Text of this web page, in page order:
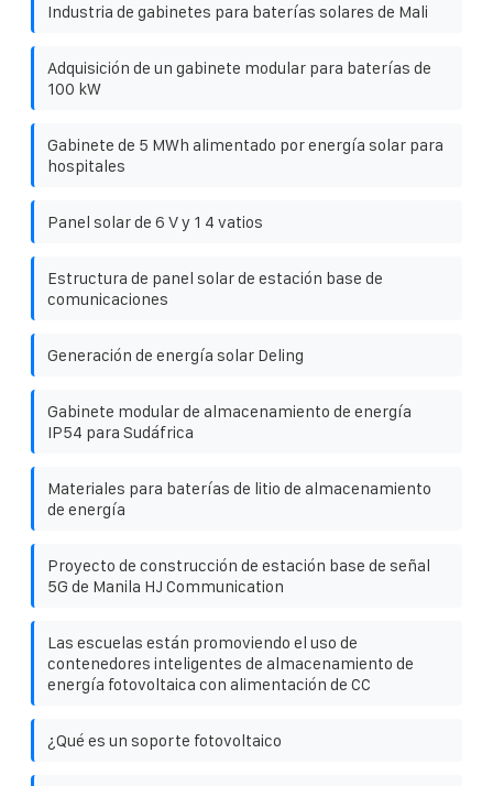
Industria de gabinetes para baterías solares de Mali
Adquisición de un gabinete modular para baterías de
100 kW
Gabinete de 5 MWh alimentado por energía solar para
hospitales
Panel solar de 6 V y 1 4 vatios
Estructura de panel solar de estación base de
comunicaciones
Generación de energía solar Deling
Gabinete modular de almacenamiento de energía
IP54 para Sudáfrica
Materiales para baterías de litio de almacenamiento
de energía
Proyecto de construcción de estación base de señal
5G de Manila HJ Communication
Las escuelas están promoviendo el uso de
contenedores inteligentes de almacenamiento de
energía fotovoltaica con alimentación de CC
¿Qué es un soporte fotovoltaico